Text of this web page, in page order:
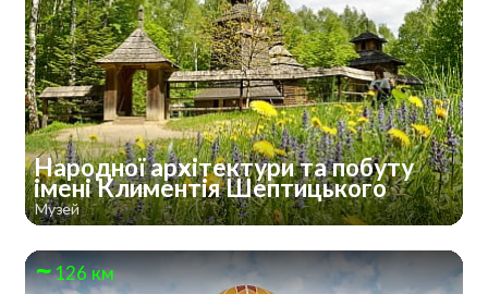
Народної архітектури та побуту
імені Климентія Шептицького
Музей
126 км